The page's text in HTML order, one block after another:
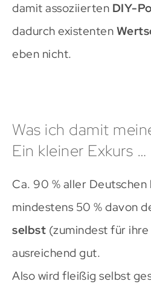
damit assoziierten DIY-
dadurch existenten
eben nicht.
Was ich damit
Ein kleiner Exkurs …
Ca. 90 % aller Deutschen
mindestens 50 % davon
selbst (zumindest für
ausreichend gut.
Also wird fleißig selbst